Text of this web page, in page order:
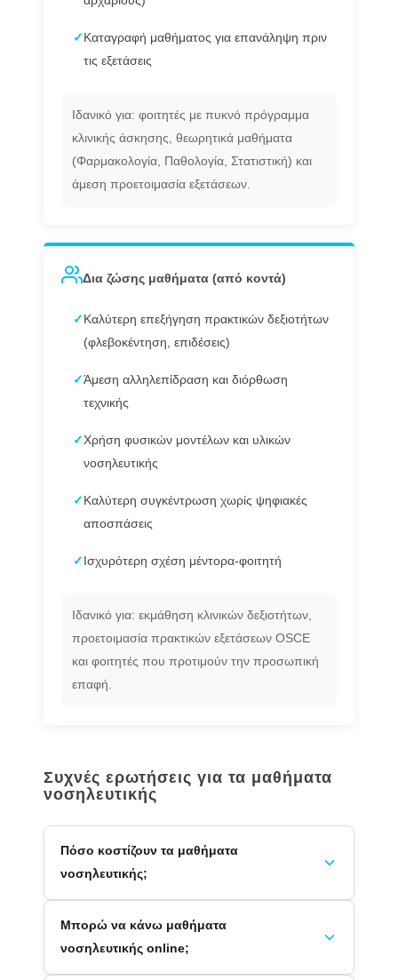
✓ Καταγραφή μαθήματος για επανάληψη πριν
τις εξετάσεις
Ιδανικό για: φοιτητές με πυκνό πρόγραμμα
κλινικής άσκησης, θεωρητικά μαθήματα
(Φαρμακολογία, Παθολογία, Στατιστική) και
άμεση προετοιμασία εξετάσεων.
Δια ζώσης μαθήματα (από κοντά)
✓ Καλύτερη επεξήγηση πρακτικών δεξιοτήτων
(φλεβοκέντηση, επιδέσεις)
✓Άμεση αλληλεπίδραση και διόρθωση
τεχνικής
✓Χρήση φυσικών μοντέλων και υλικών
νοσηλευτικής
✓ Καλύτερη συγκέντρωση χωρίς ψηφιακές
αποσπάσεις
✓ Ισχυρότερη σχέση μέντορα-φοιτητή
Ιδανικό για: εκμάθηση κλινικών δεξιοτήτων,
προετοιμασία πρακτικών εξετάσεων OSCE
και φοιτητές που προτιμούν την προσωπική
επαφή.
Συχνές ερωτήσεις για τα μαθήματα
νοσηλευτικής
Πόσο κοστίζουν τα μαθήματα
νοσηλευτικής;
Μπορώ να κάνω μαθήματα
νοσηλευτικής online;